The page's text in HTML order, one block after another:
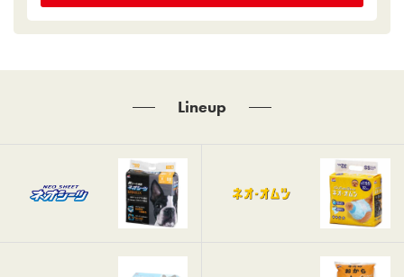
Lineup